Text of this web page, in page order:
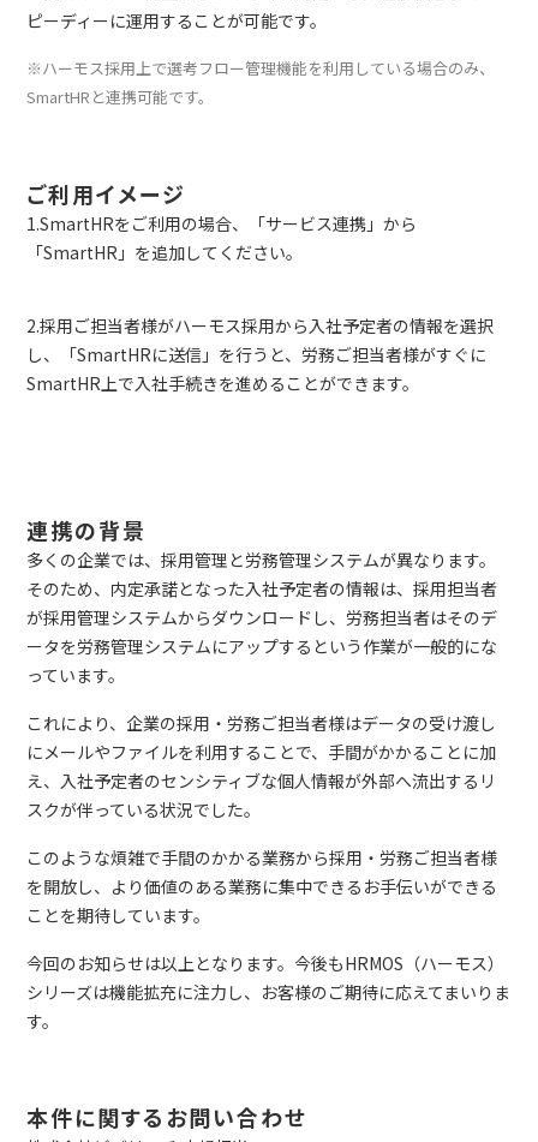
ピーディーに運用することが可能です。
※ハーモス採用上で選考フロー管理機能を利用している場合のみ、
SmartHRと連携可能です。
ご利用イメージ
1.SmartHRをご利用の場合、「サービス連携」から
「SmartHR」を追加してください。
2.採用ご担当者様がハーモス採用から入社予定者の情報を選択
し、「SmartHRに送信」を行うと、労務ご担当者様がすぐに
SmartHR上で入社手続きを進めることができます。
連携の背景
多くの企業では、採用管理と労務管理システムが異なります。
そのため、内定承諾となった入社予定者の情報は、採用担当者
が採用管理システムからダウンロードし、労務担当者はそのデ
ータを労務管理システムにアップするという作業が一般的にな
っています。
これにより、企業の採用・労務ご担当者様はデータの受け渡し
にメールやファイルを利用することで、手間がかかることに加
え、入社予定者のセンシティブな個人情報が外部へ流出するリ
スクが伴っている状況でした。
このような煩雑で手間のかかる業務から採用・労務ご担当者様
を開放し、より価値のある業務に集中できるお手伝いができる
ことを期待しています。
今回のお知らせは以上となります。今後もHRMOS（ハーモス）
シリーズは機能拡充に注力し、お客様のご期待に応えてまいりま
す。
本件に関するお問い合わせ